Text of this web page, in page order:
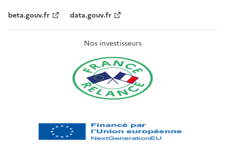
beta.gouv.fr
data.gouv.fr
Nos investisseurs